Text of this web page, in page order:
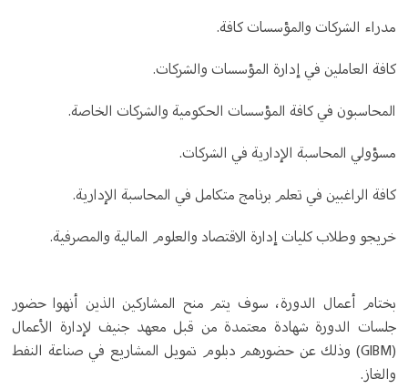
مدراء الشركات والمؤسسات كافة.
كافة العاملين في إدارة المؤسسات والشركات.
المحاسبون في كافة المؤسسات الحكومية والشركات الخاصة.
مسؤولي المحاسبة الإدارية في الشركات.
كافة الراغبين في تعلم برنامج متكامل في المحاسبة الإدارية.
خريجو وطلاب كليات إدارة الاقتصاد والعلوم المالية والمصرفية.
بختام أعمال الدورة، سوف يتم منح المشاركين الذين أنهوا حضور
جلسات الدورة شهادة معتمدة من قبل معهد جنيف لإدارة الأعمال
(GIBM) وذلك عن حضورهم دبلوم تمويل المشاريع في صناعة النفط
والغاز.